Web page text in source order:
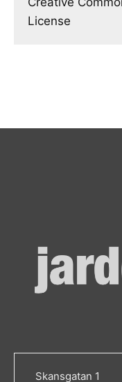
License
Skansgatan 1